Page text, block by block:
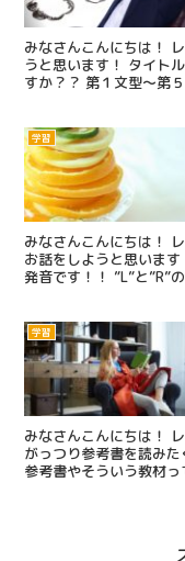
みなさんこんにちは！
うと思います！ タイト
すか？？ 第１文型～第
学習
みなさんこんにちは！
お話をしようと思いま
発音です！！ ”L”と”R”
学習
みなさんこんにちは！
がっつり参考書を読み
参考書やそういう教材